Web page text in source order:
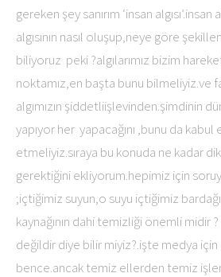
gereken şey sanırım ‘insan algısı’.insan
algısının nasıl oluşup,neye göre
biliyoruz peki ?algılarımız bizim
noktamız,en başta bunu bilmeliyiz.ve
algımızın şiddetliişlevinden.şimdinin
yapıyor her yapacağını ,bunu da
etmeliyiz.sıraya bu konuda ne kadar
gerektiğini ekliyorum.hepimiz için
;içtiğimiz suyun,o suyu içtiğimiz
kaynağının dahi temizliği önemli midir
değildir diye bilir miyiz?.işte medya için
bence.ancak temiz ellerden temiz